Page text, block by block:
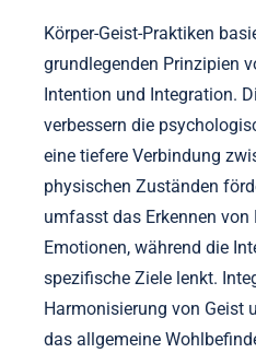
Körper-Geist-Praktiken
grundlegenden Prinzipien
Intention und Integration.
verbessern die
eine tiefere Verbindung
physischen Zuständen
umfasst das Erkennen
Emotionen, während die
spezifische Ziele lenkt.
Harmonisierung von Geist
das allgemeine